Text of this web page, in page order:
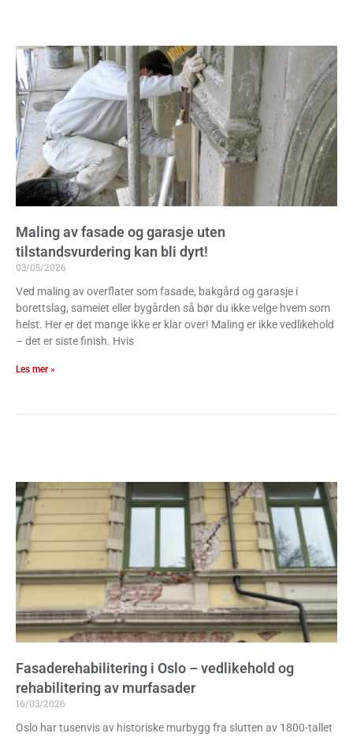
Maling av fasade og garasje uten
tilstandsvurdering kan bli dyrt!
03/05/2026
Ved maling av overflater som fasade, bakgård og garasje i
borettslag, sameiet eller bygården så bør du ikke velge hvem som
helst. Her er det mange ikke er klar over! Maling er ikke vedlikehold
– det er siste finish. Hvis
Les mer »
Fasaderehabilitering i Oslo – vedlikehold og
rehabilitering av murfasader
16/03/2026
Oslo har tusenvis av historiske murbygg fra slutten av 1800-tallet